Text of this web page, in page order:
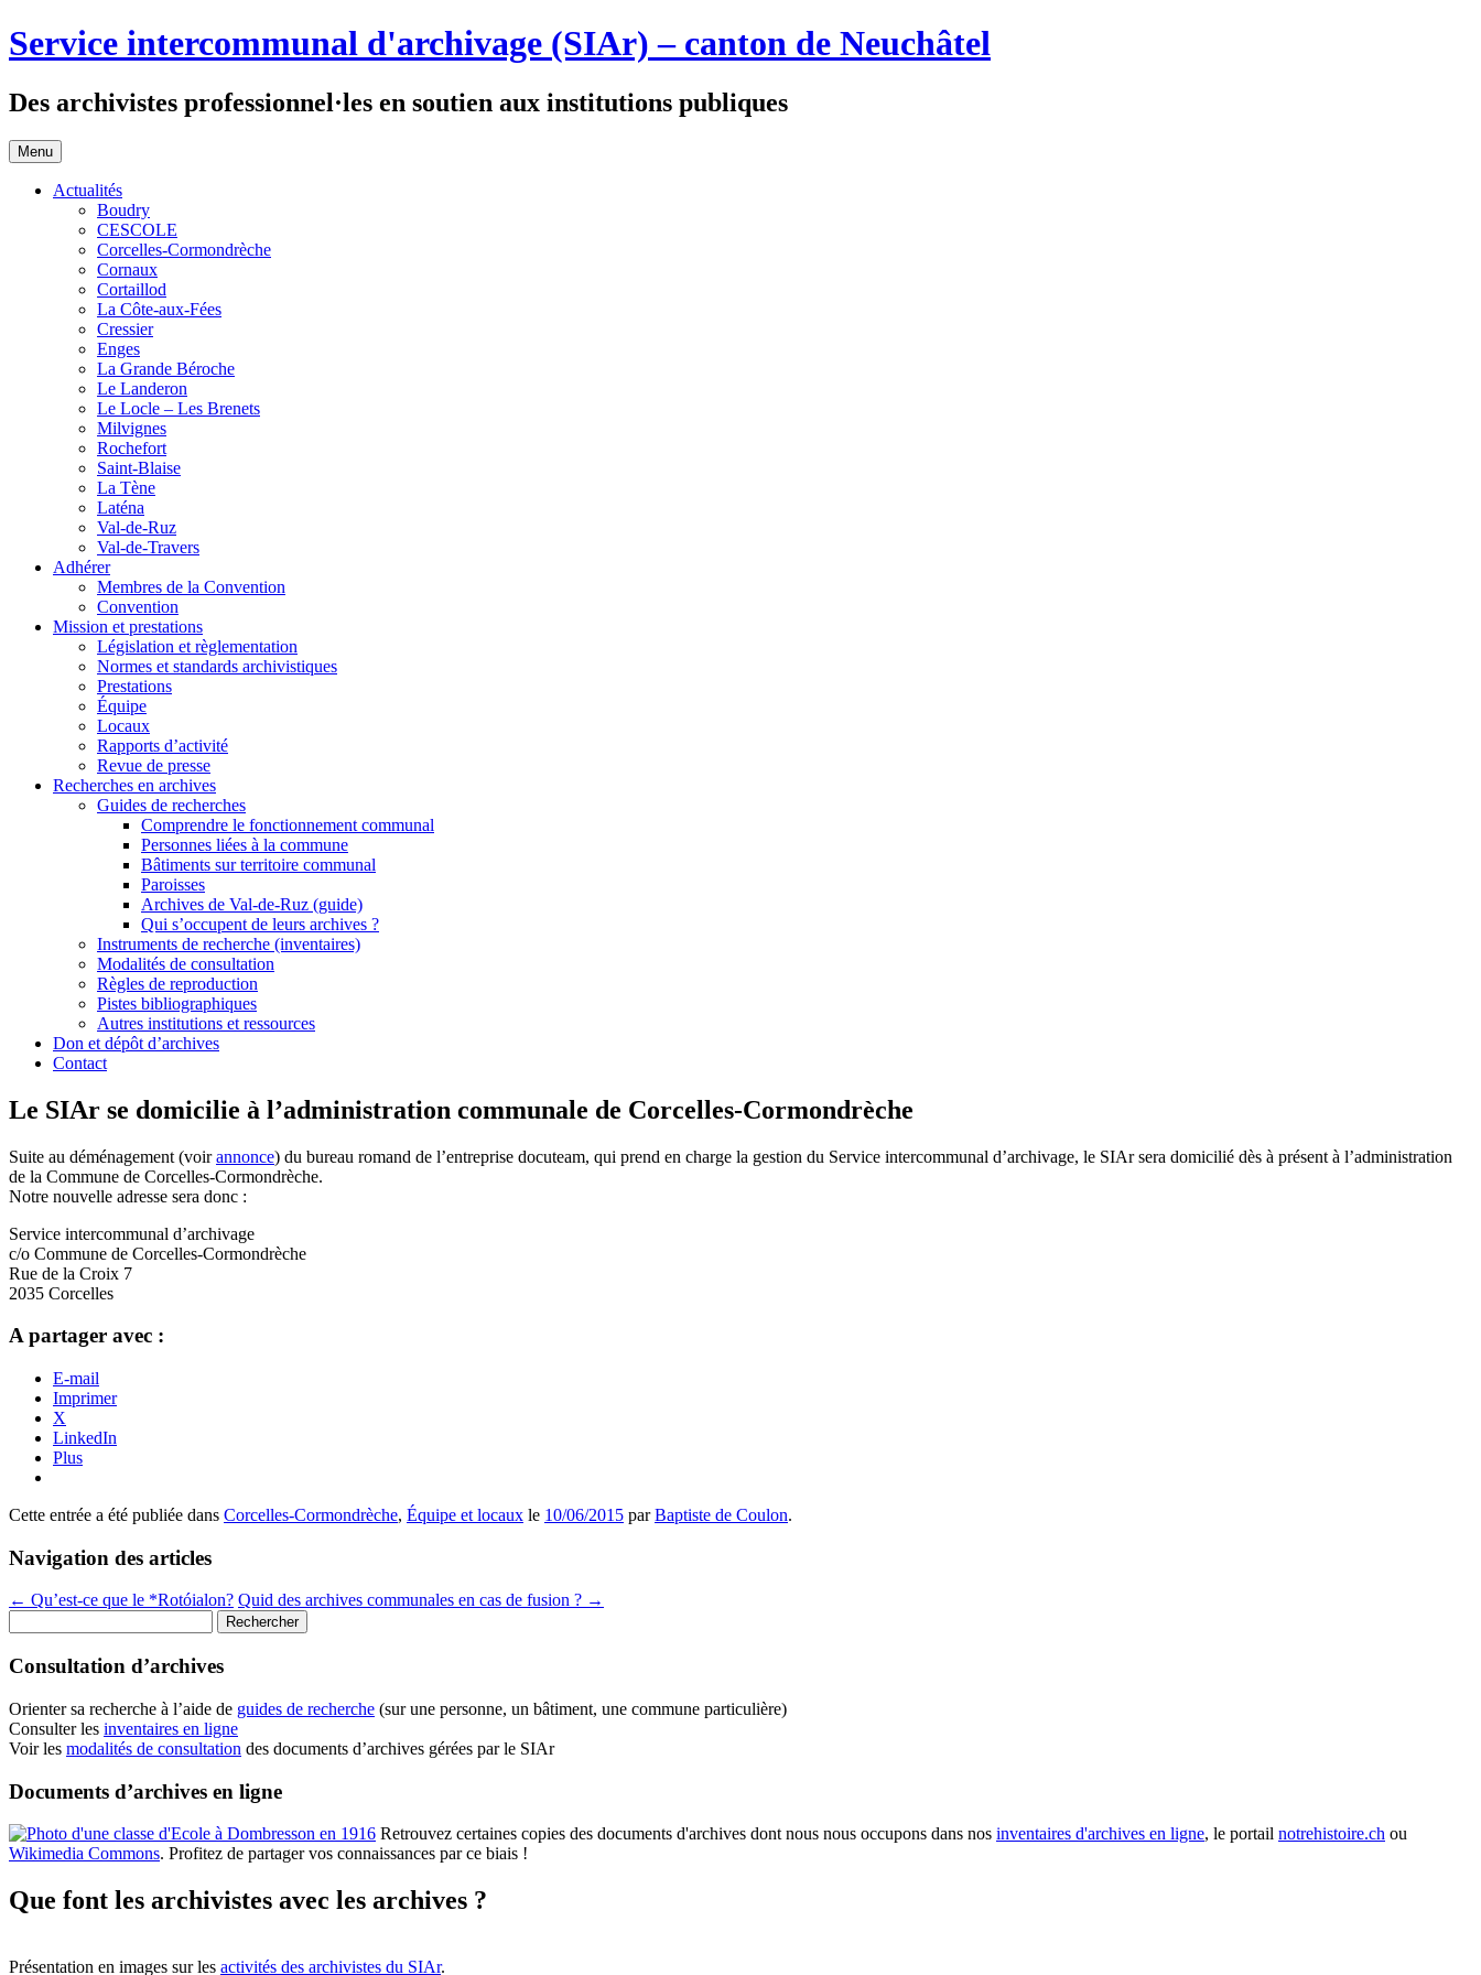
Aller
au
Service intercommunal d'archivage (SIAr) – canton de Neuchâtel
Des archivistes professionnel·les en soutien aux institutions publiques
Menu
Actualités
Boudry
CESCOLE
Corcelles-Cormondrèche
Cornaux
Cortaillod
La Côte-aux-Fées
Cressier
Enges
La Grande Béroche
Le Landeron
Le Locle – Les Brenets
Milvignes
Rochefort
Saint-Blaise
La Tène
Laténa
Val-de-Ruz
Val-de-Travers
Adhérer
Membres de la Convention
Convention
Mission et prestations
Législation et règlementation
Normes et standards archivistiques
Prestations
Équipe
Locaux
Rapports d’activité
Revue de presse
Recherches en archives
Guides de recherches
Comprendre le fonctionnement communal
Personnes liées à la commune
Bâtiments sur territoire communal
Paroisses
Archives de Val-de-Ruz (guide)
Qui s’occupent de leurs archives ?
Instruments de recherche (inventaires)
Modalités de consultation
Règles de reproduction
Pistes bibliographiques
Autres institutions et ressources
Don et dépôt d’archives
Contact
Le SIAr se domicilie à l’administration communale de Corcelles-Cormondrèche
Suite au déménagement (voirannonce) du bureau romand de l’entreprise docuteam, qui prend en charge la gestion du Service intercommunal d’archivage, le SIAr sera domicilié dès à présent à l’administration
de la Commune de Corcelles-Cormondrèche.
Notre nouvelle adresse sera donc :
Service intercommunal d’archivage
c/o Commune de Corcelles-Cormondrèche
Rue de la Croix 7
2035 Corcelles
A partager avec :
E-mail
Imprimer
X
LinkedIn
Plus
Cette entrée a été publiée dans Corcelles-Cormondrèche, Équipe et locaux le 10/06/2015 parBaptiste de Coulon.
Navigation des articles
← Qu’est-ce que le *Rotóialon? Quid des archives communales en cas de fusion ? →
Consultation d’archives
Orienter sa recherche à l’aide de guides de recherche (sur une personne, un bâtiment, une commune particulière)
Consulter les inventaires en ligne
Voir les modalités de consultation des documents d’archives gérées par le SIAr
Documents d’archives en ligne
Retrouvez certaines copies des documents d'archives dont nous nous occupons dans nos inventaires d'archives en ligne, le portail notrehistoire.ch ou
Wikimedia Commons. Profitez de partager vos connaissances par ce biais !
Que font les archivistes avec les archives ?
Présentation en images sur les activités des archivistes du SIAr.